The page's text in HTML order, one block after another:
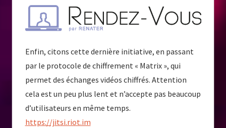
Enfin, citons cette dernière initiative, en passant
par le protocole de chiffrement « Matrix », qui
permet des échanges vidéos chiffrés. Attention
cela est un peu plus lent et n’accepte pas beaucoup
d’utilisateurs en même temps.
https://jitsi.riot.im